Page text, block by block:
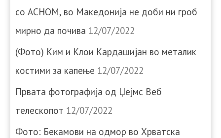
со АСНОМ, во Македонија не доби ни гроб
мирно да почива 12/07/2022
(Фото) Ким и Клои Кардашијан во металик
костими за капење 12/07/2022
Првата фотографија од Џејмс Веб
телескопот 12/07/2022
Фото: Бекамови на одмор во Хрватска